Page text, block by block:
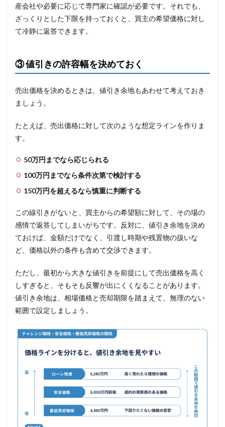
産会社や必要に応じて専門家に確認が必要です。それでも、
ざっくりとした下限を持っておくと、買主の希望価格に対し
て冷静に返答できます。
③ 値引きの許容幅を決めておく
売出価格を決めるときは、値引き余地もあわせて考えておき
ましょう。
たとえば、売出価格に対して次のような想定ラインを作りま
す。
50万円までなら応じられる
100万円までなら条件次第で検討する
150万円を超えるなら慎重に判断する
この線引きがないと、買主からの希望額に対して、その場の
感情で返答してしまいがちです。反対に、値引き余地を決め
ておけば、金額だけでなく、引渡し時期や残置物の扱いな
ど、価格以外の条件も含めて交渉できます。
ただし、最初から大きな値引きを前提にして売出価格を高く
しすぎると、そもそも反響が出にくくなることがあります。
値引き余地は、相場価格と売却期限を踏まえて、無理のない
範囲で設定しましょう。